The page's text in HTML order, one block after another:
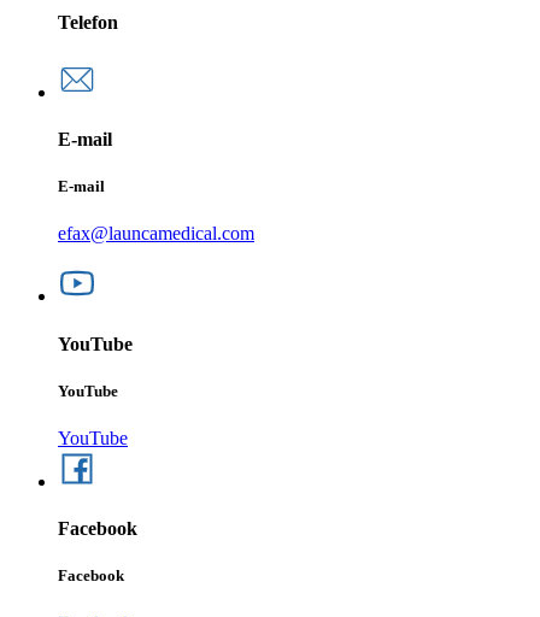
Telefon
E-mail
E-mail
efax@launcamedical.com
YouTube
YouTube
YouTube
Facebook
Facebook